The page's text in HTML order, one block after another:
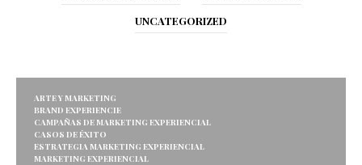
UNCATEGORIZED
ARTE Y MARKETING
BRAND EXPERIENCIE
CAMPAÑAS DE MARKETING EXPERIENCIAL
CASOS DE ÉXITO
ESTRATEGIA MARKETING EXPERIENCIAL
MARKETING EXPERIENCIAL